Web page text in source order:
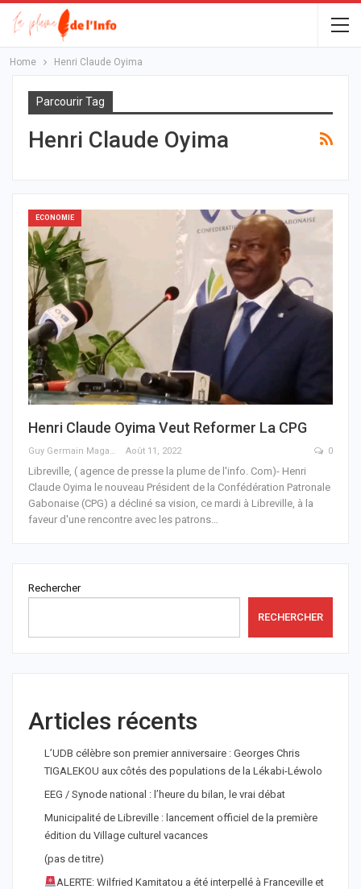
Home Henri Claude Oyima
Parcourir Tag
Henri Claude Oyima
ECONOMIE
Henri Claude Oyima Veut Reformer La CPG
Guy Germain Maganga Nziengui Août 11, 2022 0
Libreville, ( agence de presse la plume de l'info. Com)- Henri
Claude Oyima le nouveau Président de la Confédération Patronale
Gabonaise (CPG) a décliné sa vision, ce mardi à Libreville, à la
faveur d'une rencontre avec les patrons
Rechercher
RECHERCHER
Articles récents
L’UDB célèbre son premier anniversaire : Georges Chris
TIGALEKOU aux côtés des populations de la Lékabi-Léwolo
EEG / Synode national : l’heure du bilan, le vrai débat
Municipalité de Libreville : lancement officiel de la première
édition du Village culturel vacances
(pas de titre)
ALERTE: Wilfried Kamitatou a été interpellé à Franceville et